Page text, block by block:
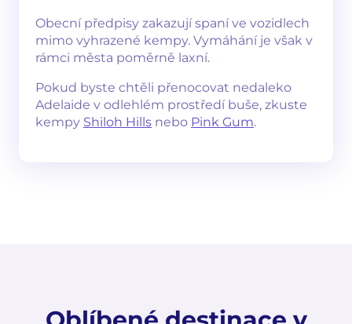
Obecní předpisy zakazují spaní ve vozidlech
mimo vyhrazené kempy. Vymáhání je však v
rámci města poměrně laxní.
Pokud byste chtěli přenocovat nedaleko
Adelaide v odlehlém prostředí buše, zkuste
kempy Shiloh Hills nebo Pink Gum.